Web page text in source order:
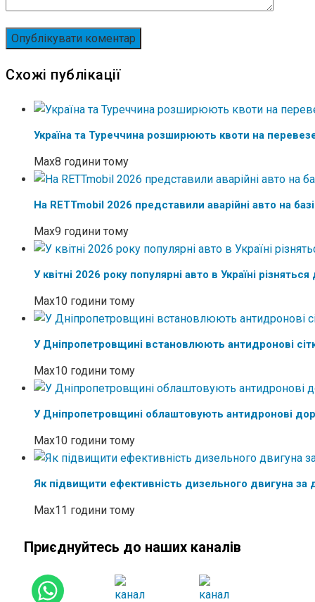
Схожі публікації
Україна та Туреччина розширюють квоти на
Max8 години тому
На RETTmobil 2026 представили аварійні авто на
Max9 години тому
У квітні 2026 року популярні авто в Україні
Max10 години тому
У Дніпропетровщині встановлюють антидронові
Max10 години тому
У Дніпропетровщині облаштовують антидронові
Max10 години тому
Як підвищити ефективність дизельного двигуна
Max11 години тому
Приєднуйтесь до наших каналів